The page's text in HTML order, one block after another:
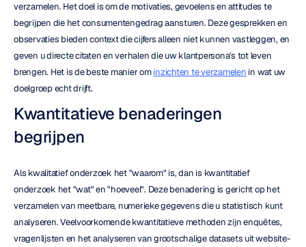
verzamelen. Het doel is om de motivaties, gevoelens en attitudes te
begrijpen die het consumentengedrag aansturen. Deze gesprekken en
observaties bieden context die cijfers alleen niet kunnen vastleggen, en
geven u directe citaten en verhalen die uw klantpersona's tot leven
brengen. Het is de beste manier om inzichten te verzamelen in wat uw
doelgroep echt drijft.
Kwantitatieve benaderingen
begrijpen
Als kwalitatief onderzoek het "waarom" is, dan is kwantitatief
onderzoek het "wat" en "hoeveel". Deze benadering is gericht op het
verzamelen van meetbare, numerieke gegevens die u statistisch kunt
analyseren. Veelvoorkomende kwantitatieve methoden zijn enquêtes,
vragenlijsten en het analyseren van grootschalige datasets uit website-